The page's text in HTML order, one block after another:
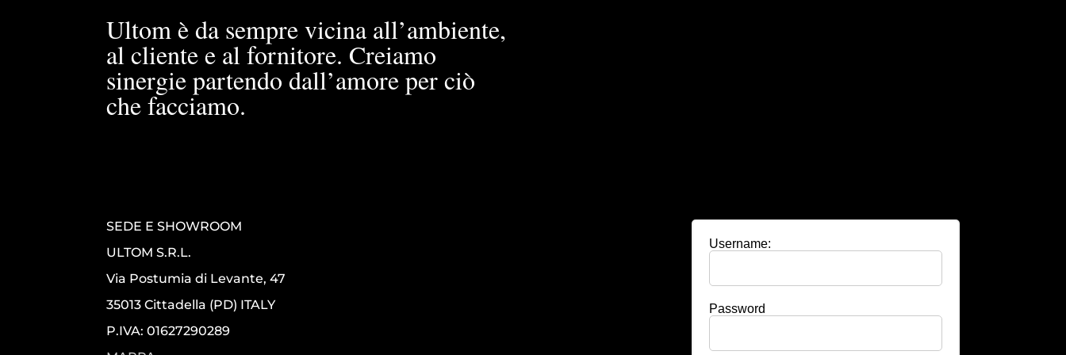
Ultom è da sempre vicina all’ambiente,
al cliente e al fornitore. Creiamo
sinergie partendo dall’amore per ciò
che facciamo.
SEDE E SHOWROOM
ULTOM S.R.L.
Via Postumia di Levante, 47
35013 Cittadella (PD) ITALY
P.IVA: 01627290289
Username:
Password